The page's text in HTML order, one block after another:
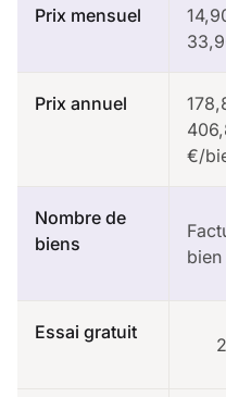
Prix mensuel
Prix annuel
€/
Nombre de
biens
bien
Essai gratuit